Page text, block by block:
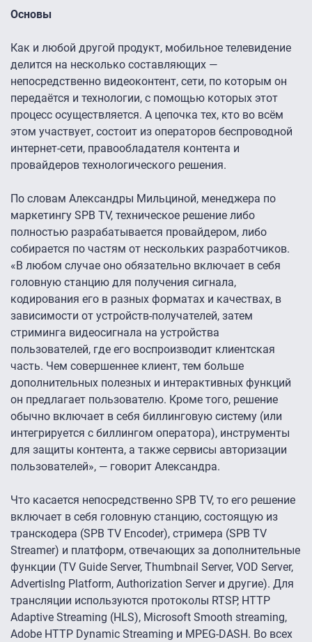
Основы
Как и любой другой продукт, мобильное телевидение
делится на несколько составляющих —
непосредственно видеоконтент, сети, по которым он
передаётся и технологии, с помощью которых этот
процесс осуществляется. А цепочка тех, кто во всём
этом участвует, состоит из операторов беспроводной
интернет-сети, правообладателя контента и
провайдеров технологического решения.
По словам Александры Мильциной, менеджера по
маркетингу SPB TV, техническое решение либо
полностью разрабатывается провайдером, либо
собирается по частям от нескольких разработчиков.
«В любом случае оно обязательно включает в себя
головную станцию для получения сигнала,
кодирования его в разных форматах и качествах, в
зависимости от устройств-получателей, затем
стриминга видеосигнала на устройства
пользователей, где его воспроизводит клиентская
часть. Чем совершеннее клиент, тем больше
дополнительных полезных и интерактивных функций
он предлагает пользователю. Кроме того, решение
обычно включает в себя биллинговую систему (или
интегрируется с биллингом оператора), инструменты
для защиты контента, а также сервисы авторизации
пользователей», — говорит Александра.
Что касается непосредственно SPB TV, то его решение
включает в себя головную станцию, состоящую из
транскодера (SPB TV Encoder), стримера (SPB TV
Streamer) и платформ, отвечающих за дополнительные
функции (TV Guide Server, Thumbnail Server, VOD Server,
AdvertisIng Platform, Authorization Server и другие). Для
трансляции используются протоколы RTSP, HTTP
Adaptive Streaming (HLS), Microsoft Smooth streaming,
Adobe HTTP Dynamic Streaming и MPEG-DASH. Во всех